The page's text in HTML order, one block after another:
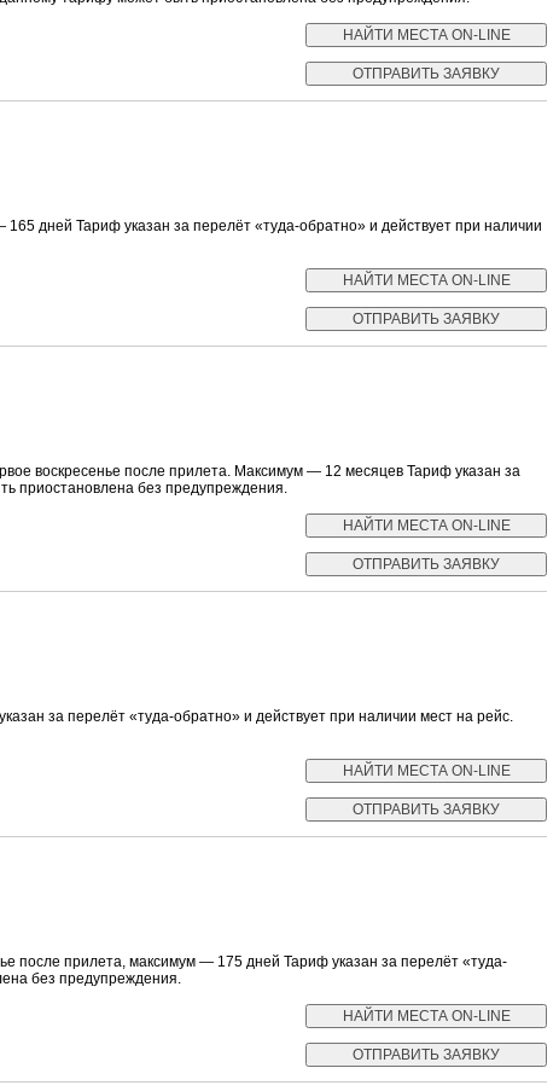
дней Тариф указан за перелёт «туда-обратно» и действует при наличии
воскресенье после прилета. Максимум — 12 месяцев Тариф указан за
приостановлена без предупреждения.
за перелёт «туда-обратно» и действует при наличии мест на рейс.
после прилета, максимум — 175 дней Тариф указан за перелёт «туда-
без предупреждения.